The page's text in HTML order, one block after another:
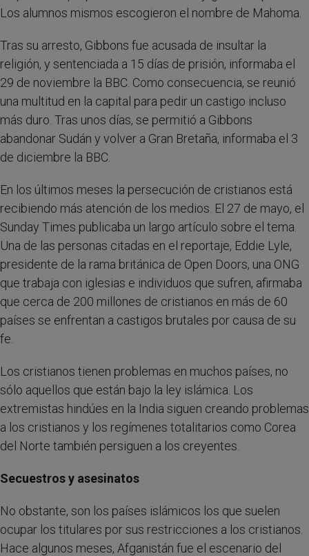
Los alumnos mismos escogieron el nombre de Mahoma.
Tras su arresto, Gibbons fue acusada de insultar la
religión, y sentenciada a 15 días de prisión, informaba el
29 de noviembre la BBC. Como consecuencia, se reunió
una multitud en la capital para pedir un castigo incluso
más duro. Tras unos días, se permitió a Gibbons
abandonar Sudán y volver a Gran Bretaña, informaba el 3
de diciembre la BBC.
En los últimos meses la persecución de cristianos está
recibiendo más atención de los medios. El 27 de mayo, el
Sunday Times publicaba un largo artículo sobre el tema.
Una de las personas citadas en el reportaje, Eddie Lyle,
presidente de la rama británica de Open Doors, una ONG
que trabaja con iglesias e individuos que sufren, afirmaba
que cerca de 200 millones de cristianos en más de 60
países se enfrentan a castigos brutales por causa de su
fe.
Los cristianos tienen problemas en muchos países, no
sólo aquellos que están bajo la ley islámica. Los
extremistas hindúes en la India siguen creando problemas
a los cristianos y los regímenes totalitarios como Corea
del Norte también persiguen a los creyentes.
Secuestros y asesinatos
No obstante, son los países islámicos los que suelen
ocupar los titulares por sus restricciones a los cristianos.
Hace algunos meses, Afganistán fue el escenario del